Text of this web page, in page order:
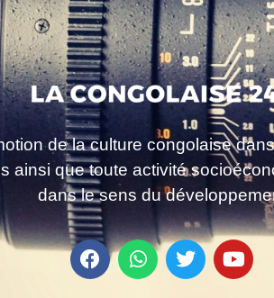
de la culture congolaise
ainsi que toute activité
dans le sens du